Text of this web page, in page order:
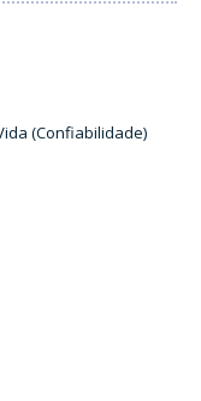
(Confiabilidade)